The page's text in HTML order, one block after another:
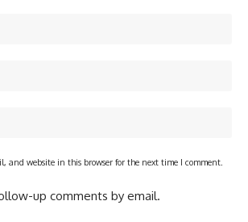
and website in this browser for the next time I comment.
up comments by email.